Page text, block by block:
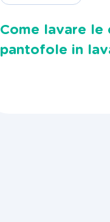
Come lavare le
pantofole in